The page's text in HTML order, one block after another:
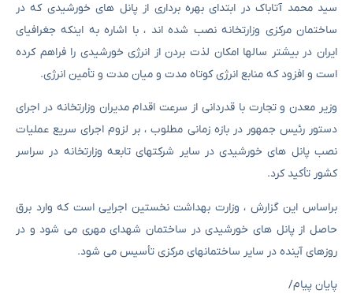
سید محمد آتاباک در ابتدای بهره برداری از پانل های خورشیدی که در
ساختمان مرکزی وزارتخانه نصب شده اند ، با اشاره به اینکه جغرافیای
ایران در بیشتر سالها امکان لذت بردن از انرژی خورشیدی را فراهم کرده
است و افزود که منابع انرژی کوتاه مدت و میان مدت و تأمین انرژی.
وزیر معدن و تجارت با قدردانی از سرعت اقدام مدیران وزارتخانه در اجرای
دستور رئیس جمهور در بازه زمانی مطلوب ، بر لزوم اجرای سریع عملیات
نصب پانل های خورشیدی در سایر شرکتهای تابعه وزارتخانه در سراسر
کشور تأکید کرد.
براساس این گزارش ، وزارت بهداشت نخستین اجرایی است که وارد برق
حاصل از پانل های خورشیدی در ساختمان شهدای مهری می شود و در
روزهای آینده در سایر ساختمانهای مرکزی تأسیس می شود.
پایان پیام/